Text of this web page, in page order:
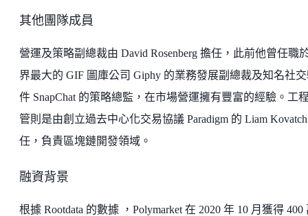
其他團隊成員
營運及策略副總裁由 David Rosenberg 擔任，此前他曾任職
界最大的 GIF 圖庫公司 Giphy 的業務發展副總裁及知名社
件 SnapChat 的策略總監，在市場營運擁有豐富的經驗。工
管則是由創立過去中心化交易協議 Paradigm 的 Liam
任，負責區塊鏈開發領域。
融資背景
根據 Rootdata 的數據 ，Polymarket 在 2020 年 10 月獲得 400